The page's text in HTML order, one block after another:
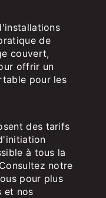
de
couvert,
offrir un
pour les
des tarifs
à tous la
notre
pour plus
et nos